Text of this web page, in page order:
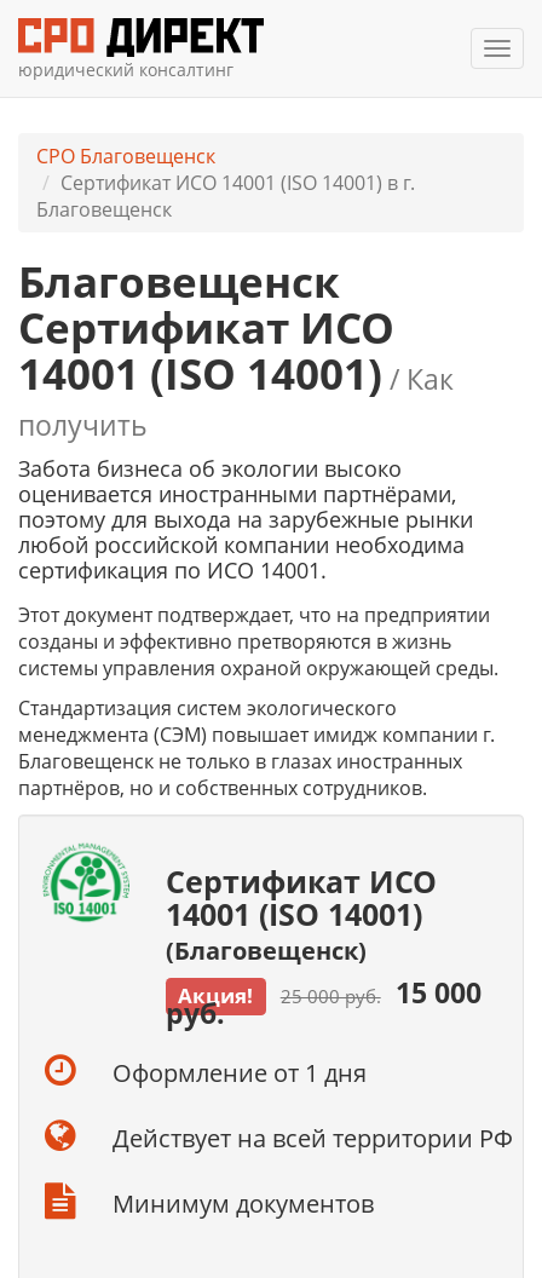
юридический консалтинг
СРО Благовещенск
Сертификат ИСО 14001 (ISO 14001) в г.
Благовещенск
Благовещенск
Сертификат ИСО
14001 (ISO 14001) / Как
получить
Забота бизнеса об экологии высоко
оценивается иностранными партнёрами,
поэтому для выхода на зарубежные рынки
любой российской компании необходима
сертификация по ИСО 14001.
Этот документ подтверждает, что на предприятии
созданы и эффективно претворяются в жизнь
системы управления охраной окружающей среды.
Стандартизация систем экологического
менеджмента (СЭМ) повышает имидж компании г.
Благовещенск не только в глазах иностранных
партнёров, но и собственных сотрудников.
Сертификат ИСО
14001 (ISO 14001)
(Благовещенск)
Акция! 25 000 руб.15 000
руб.
Оформление от 1 дня
Действует на всей территории РФ
Минимум документов